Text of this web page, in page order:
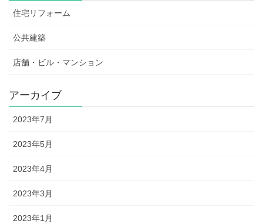
住宅リフォーム
公共建築
店舗・ビル・マンション
アーカイブ
2023年7月
2023年5月
2023年4月
2023年3月
2023年1月